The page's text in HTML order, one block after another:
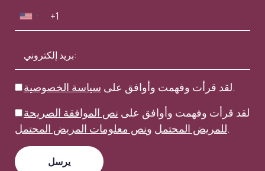
لقد قرأت وفهمت وأوافق على سياسة الخصوصية
.
لقد قرأت وفهمت وأوافق على نص الموافقة الصريحة
للمريض المحتمل ونص معلومات المريض المحتمل .